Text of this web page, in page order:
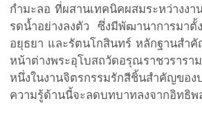
กำมะลอ ที่ผสานเทคนิคผสมระหว่างงา
รดน้ำอย่างลงตัว ซึ่งมีพัฒานาการมาตั้
อยุธยา และรัตนโกสินทร์ หลักฐานสำ
หน้าต่างพระอุโบสถวัดอรุณราชวรารา
หนึ่งในงานจิตรกรรมรักสีชิ้นสำคัญของ
ความรู้ด้านนี้จะลดบทบาทลงจากอิทธิ